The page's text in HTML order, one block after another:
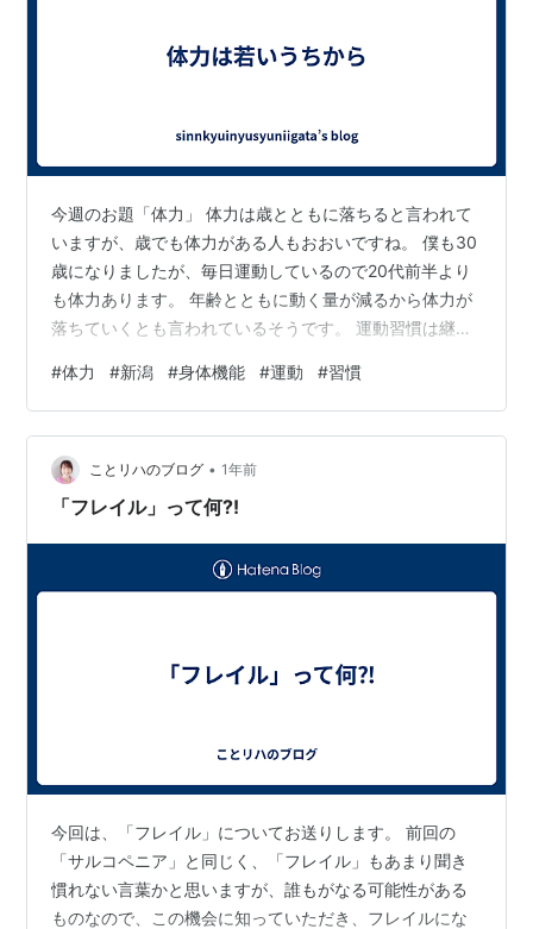
今週のお題「体力」 体力は歳とともに落ちると言われて
いますが、歳でも体力がある人もおおいですね。 僕も30
歳になりましたが、毎日運動しているので20代前半より
も体力あります。 年齢とともに動く量が減るから体力が
落ちていくとも言われているそうです。 運動習慣は継続
最低30分は走るようにしてます。 これからも継続して頑
張ります。
#体力 #新潟 #身体機能 #運動 #習慣
ことリハのブログ • 1年前
「フレイル」って何⁈
今回は、「フレイル」についてお送りします。 前回の
「サルコペニア」と同じく、「フレイル」もあまり聞き
慣れない言葉かと思いますが、誰もがなる可能性がある
ものなので、この機会に知っていただき、フレイルにな